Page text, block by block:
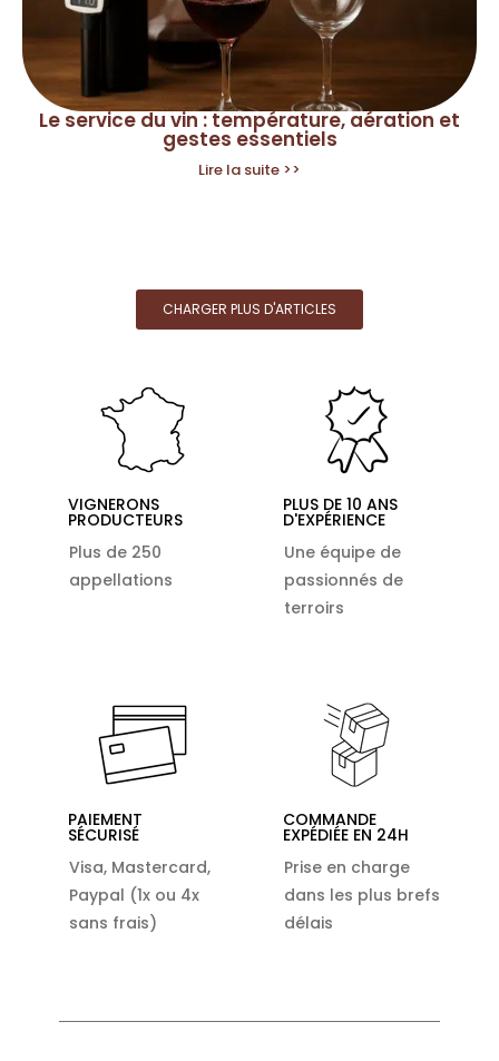
Le service du vin : température, aération et
gestes essentiels
Lire la suite >>
CHARGER PLUS D'ARTICLES
VIGNERONS
PRODUCTEURS
Plus de 250
appellations
PLUS DE 10 ANS
D'EXPÉRIENCE
Une équipe de
passionnés de
terroirs
PAIEMENT
SÉCURISÉ
Visa, Mastercard,
Paypal (1x ou 4x
sans frais)
COMMANDE
EXPÉDIÉE EN 24H
Prise en charge
dans les plus brefs
délais